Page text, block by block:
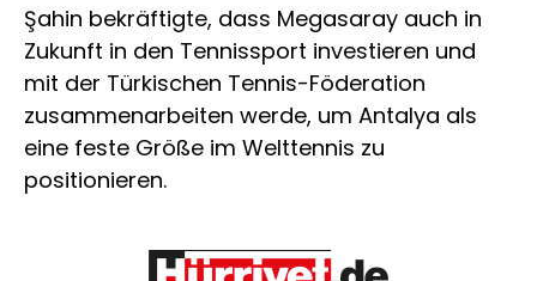
Şahin bekräftigte, dass Megasaray auch in
Zukunft in den Tennissport investieren und
mit der Türkischen Tennis-Föderation
zusammenarbeiten werde, um Antalya als
eine feste Größe im Welttennis zu
positionieren.